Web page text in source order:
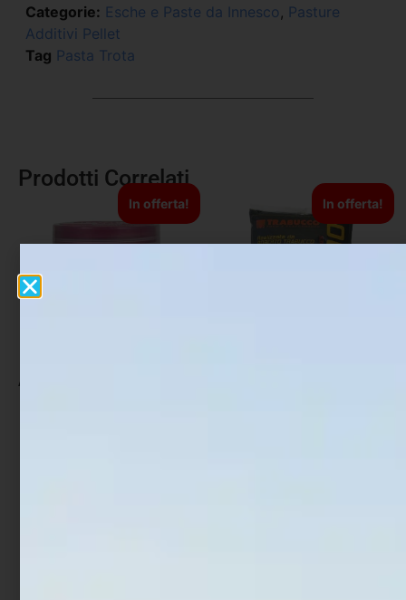
Categorie: Esche e Paste da Innesco , Pasture
Additivi Pellet
Tag Pasta Trota
Prodotti Correlati
In offerta!
Additivo Dynamite Catfish
In offerta!